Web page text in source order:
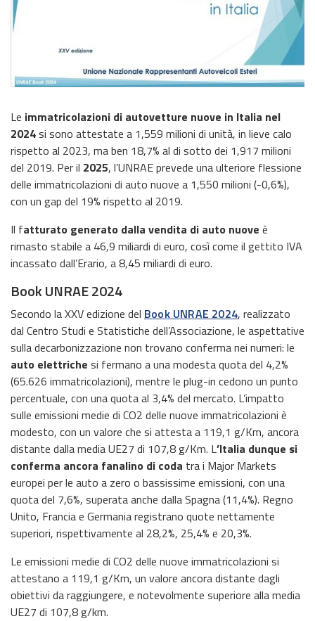
Le immatricolazioni di autovetture nuove in Italia nel
2024si sono attestate a 1,559 milioni di unità, in lieve calo
rispetto al 2023, ma ben 18,7% al di sotto dei 1,917 milioni
del 2019. Per il 2025, l’UNRAE prevede una ulteriore flessione
delle immatricolazioni di auto nuove a 1,550 milioni (-0,6%),
con un gap del 19% rispetto al 2019.
Il fatturato generato dalla vendita di auto nuove è
rimasto stabile a 46,9 miliardi di euro, così come il gettito IVA
incassato dall’Erario, a 8,45 miliardi di euro.
Book UNRAE 2024
Secondo la XXV edizione del Book UNRAE 2024, realizzato
dal Centro Studi e Statistiche dell’Associazione, le aspettative
sulla decarbonizzazione non trovano conferma nei numeri: le
auto elettriche si fermano a una modesta quota del 4,2%
(65.626 immatricolazioni), mentre le plug-in cedono un punto
percentuale, con una quota al 3,4% del mercato. L’impatto
sulle emissioni medie di CO2 delle nuove immatricolazioni è
modesto, con un valore che si attesta a 119,1 g/Km, ancora
distante dalla media UE27 di 107,8 g/Km. L’Italia dunque si
conferma ancora fanalino di coda tra i Major Markets
europei per le auto a zero o bassissime emissioni, con una
quota del 7,6%, superata anche dalla Spagna (11,4%). Regno
Unito, Francia e Germania registrano quote nettamente
superiori, rispettivamente al 28,2%, 25,4% e 20,3%.
Le emissioni medie di CO2 delle nuove immatricolazioni si
attestano a 119,1 g/Km, un valore ancora distante dagli
obiettivi da raggiungere, e notevolmente superiore alla media
UE27 di 107,8 g/km.